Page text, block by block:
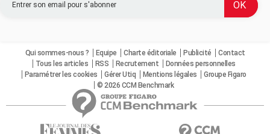
Qui sommes-nous ? Equipe Charte éditoriale Publicité
Contact
Tous les articles
RSS Recrutement
Données personnelles
Paramétrer les cookies
Gérer Utiq Mentions légales
Groupe Figaro
© 2026 CCM Benchmark